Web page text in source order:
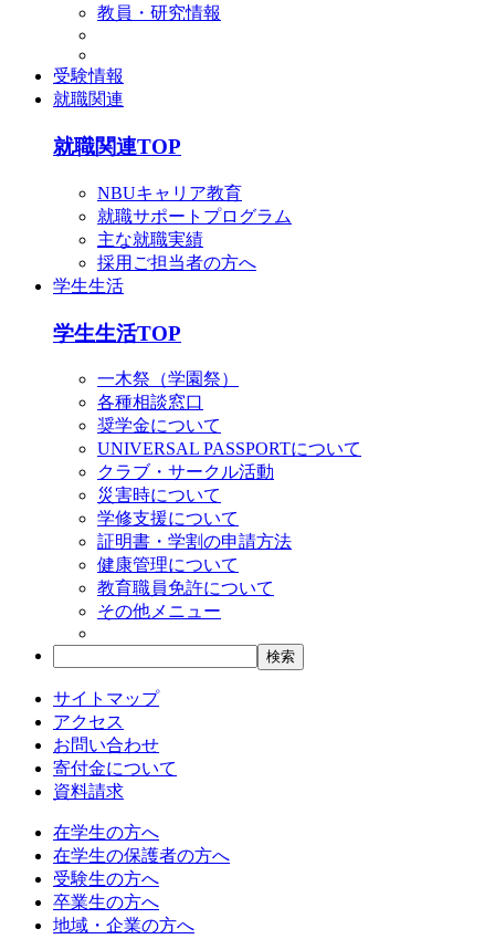
教員・研究情報
受験情報
就職関連
就職関連TOP
NBUキャリア教育
就職サポートプログラム
主な就職実績
採用ご担当者の方へ
学生生活
学生生活TOP
一木祭（学園祭）
各種相談窓口
奨学金について
UNIVERSAL PASSPORTについて
クラブ・サークル活動
災害時について
学修支援について
証明書・学割の申請方法
健康管理について
教育職員免許について
その他メニュー
サイトマップ
アクセス
お問い合わせ
寄付金について
資料請求
在学生の方へ
在学生の保護者の方へ
受験生の方へ
卒業生の方へ
地域・企業の方へ